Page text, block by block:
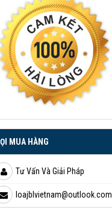
MUA HÀNG
Tư Vấn Và Giải Pháp
loajblvietnam@outlook.com